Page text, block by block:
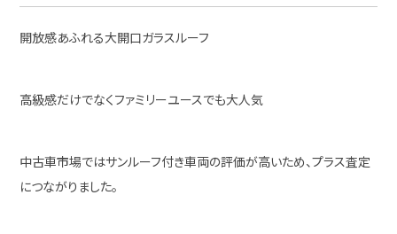
開放感あふれる大開口ガラスルーフ
高級感だけでなくファミリーユースでも大人気
中古車市場ではサンルーフ付き車両の評価が高いため、プラス査定
につながりました。